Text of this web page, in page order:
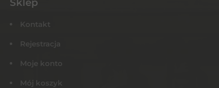
Sklep
Kontakt
Rejestracja
Moje konto
Mój koszyk